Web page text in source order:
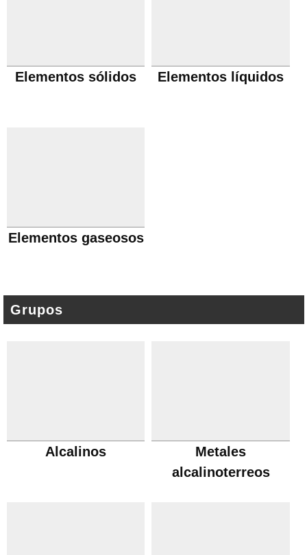
Elementos sólidos Elementos líquidos
Elementos gaseosos
Grupos
Alcalinos
Metales
alcalinoterreos